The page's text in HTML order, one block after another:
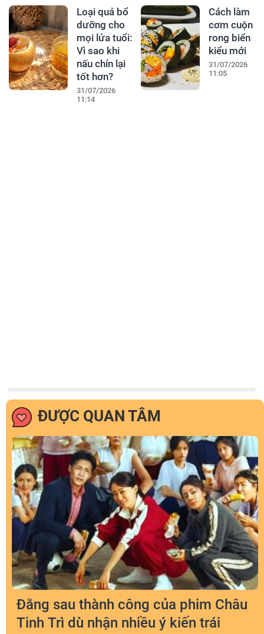
Loại quả bổ
dưỡng cho
mọi lứa tuổi:
Vì sao khi
nấu chín lại
tốt hơn?
31/07/2026
11:14
Cách làm
cơm cuộn
rong biển
kiểu mới
31/07/2026
11:05
ĐƯỢC QUAN TÂM
Đằng sau thành công của phim Châu
Tinh Trì dù nhận nhiều ý kiến trái